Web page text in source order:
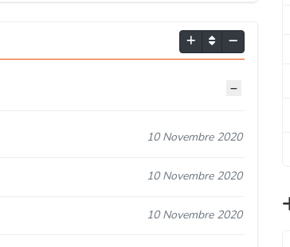
10 Novembre 2020
10 Novembre 2020
10 Novembre 2020